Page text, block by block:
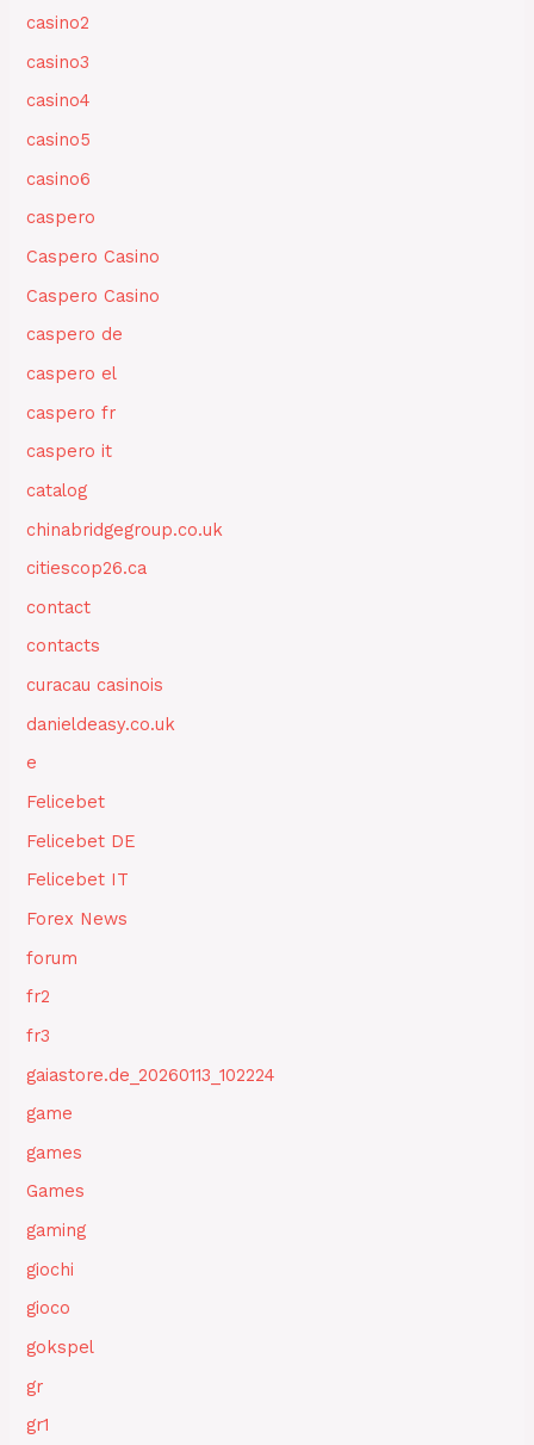
casino2
casino3
casino4
casino5
casino6
caspero
Caspero Casino
Caspero Casino
caspero de
caspero el
caspero fr
caspero it
catalog
chinabridgegroup.co.uk
citiescop26.ca
contact
contacts
curacau casinois
danieldeasy.co.uk
e
Felicebet
Felicebet DE
Felicebet IT
Forex News
forum
fr2
fr3
gaiastore.de_20260113_102224
game
games
Games
gaming
giochi
gioco
gokspel
gr
gr1